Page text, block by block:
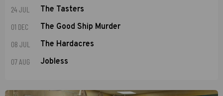
24 JUL The Tasters
01 DEC The Good Ship Murder
08 JUL The Hardacres
07 AUG Jobless